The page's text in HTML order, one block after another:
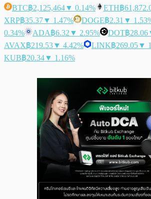
BTC฿2,125,464▼ 0.14% ETH฿
XRP฿35.37▼ 1.47% DOGE฿2.31 ▼
0.34%
ADA฿6.32 ▼ 2.95% DOT฿28.06
AVAX฿219.53▼ 4.42% LINK฿269.05▼
KUB฿20.34▼ 1.16%